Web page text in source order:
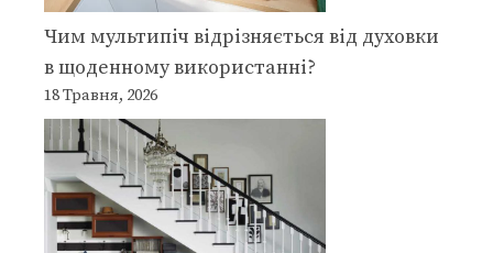
Чим мультипіч відрізняється від духовки
в щоденному використанні?
18 Травня, 2026